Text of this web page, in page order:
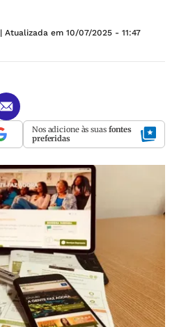
| Atualizada em 10/07/2025 - 11:47
Nos adicione às suas fontes
preferidas